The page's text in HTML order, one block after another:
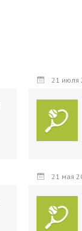
21 июля
21 мая